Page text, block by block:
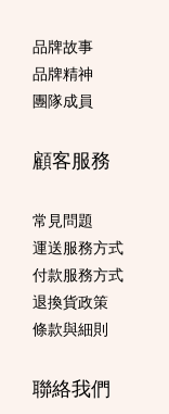
品牌故事
品牌精神
團隊成員
顧客服務
常見問題
運送服務方式
付款服務方式
退換貨政策
條款與細則
聯絡我們